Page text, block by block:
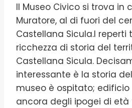
Il Museo Civico si trova in
Muratore, al di fuori del
Castellana Sicula.I
ricchezza di storia del
Castellana Sicula.
interessante è la storia
museo è ospitato;
ancora degli ipogei di